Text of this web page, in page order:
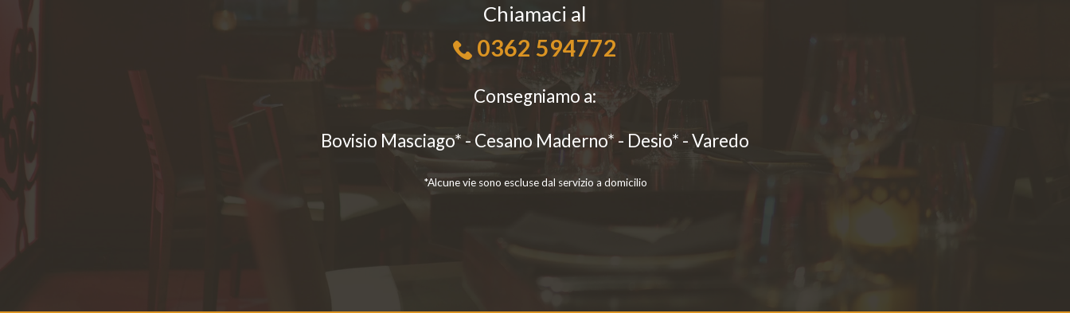
Chiamaci al
0362 594772
Consegniamo a:
Bovisio Masciago* - Cesano Maderno* - Desio* - Varedo
*Alcune vie sono escluse dal servizio a domicilio